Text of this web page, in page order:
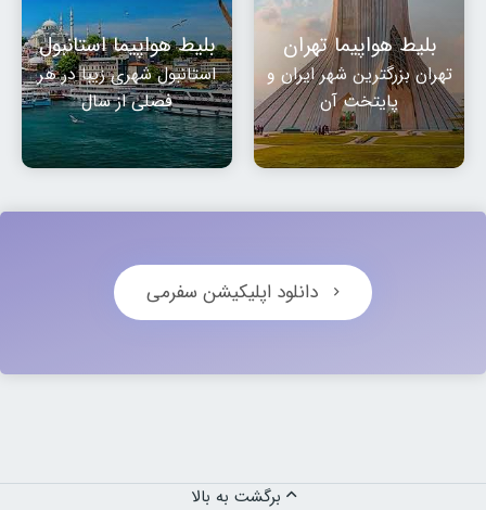
بلیط هواپیما تهران
تهران بزرگترین شهر ایران و
پایتخت آن
بلیط هواپیما استانبول
استانبول شهری زیبا در هر
فصلی از سال
دانلود اپلیکیشن سفرمی